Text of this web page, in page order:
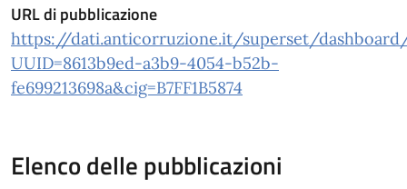
URL di pubblicazione
https://dati.anticorruzione.it/superset/
UUID=8613b9ed-a3b9-4054-b52b-
fe699213698a&cig=B7FF1B5874
Elenco delle pubblicazioni